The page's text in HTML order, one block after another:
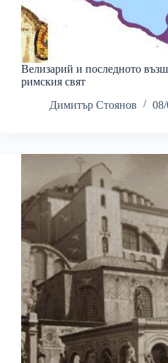
Велизарий и последното
римския свят
Димитър Стоянов